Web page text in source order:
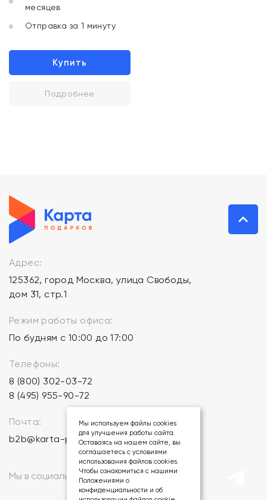
месяцев
Отправка за 1 минуту
Купить
Подробнее
Адрес:
125362, город Москва, улица Свободы,
дом 31, стр.1
Режим работы офиса:
По будням с 10:00 до 17:00
Телефоны:
8 (800) 302-03-72
8 (495) 955-90-72
Почта:
b2b@karta-podarkov.ru
Мы в социальных сетях:
Мы используем файлы cookies
для улучшения работы сайта.
Оставаясь на нашем сайте, вы
соглашаетесь с условиями
использования файлов cookies.
Чтобы ознакомиться с нашими
Положениями о
конфиденциальности и об